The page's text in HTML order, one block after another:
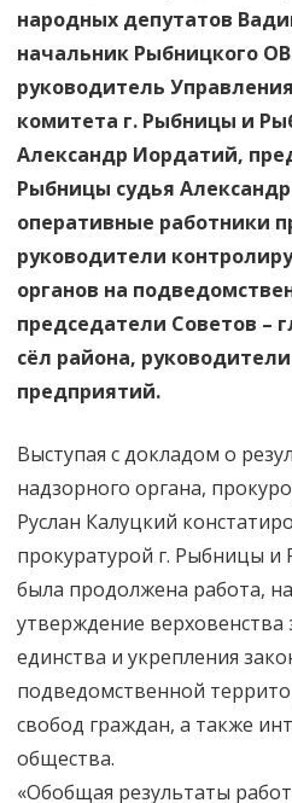
народных депутатов
начальник Рыбницкого
руководитель
комитета г. Рыбницы и
Александр Иордатий,
Рыбницы судья
оперативные работники
руководители
органов на
председатели Советов –
сёл района,
предприятий.
Выступая с докладом о
надзорного органа,
Руслан Калуцкий
прокуратурой г. Рыбницы и
была продолжена работа,
утверждение верховенства
единства и укрепления
подведомственной
свобод граждан, а также
общества.
«Обобщая результаты